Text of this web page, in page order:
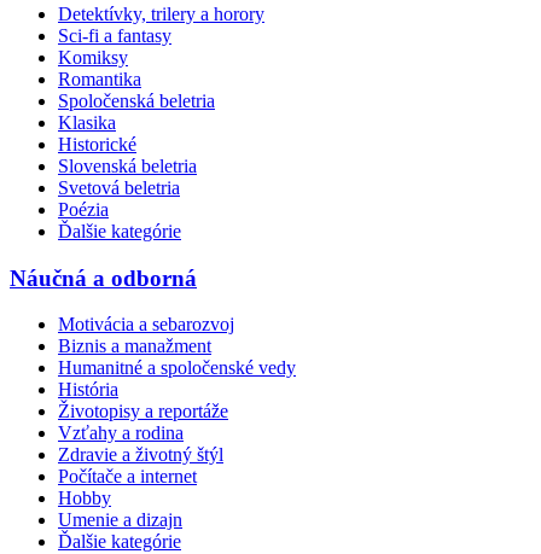
Detektívky, trilery a horory
Sci-fi a fantasy
Komiksy
Romantika
Spoločenská beletria
Klasika
Historické
Slovenská beletria
Svetová beletria
Poézia
Ďalšie kategórie
Náučná a odborná
Motivácia a sebarozvoj
Biznis a manažment
Humanitné a spoločenské vedy
História
Životopisy a reportáže
Vzťahy a rodina
Zdravie a životný štýl
Počítače a internet
Hobby
Umenie a dizajn
Ďalšie kategórie